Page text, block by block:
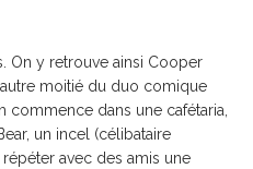
On y retrouve ainsi Cooper
moitié du duo comique
commence dans une cafétaria,
un incel (célibataire
avec des amis une